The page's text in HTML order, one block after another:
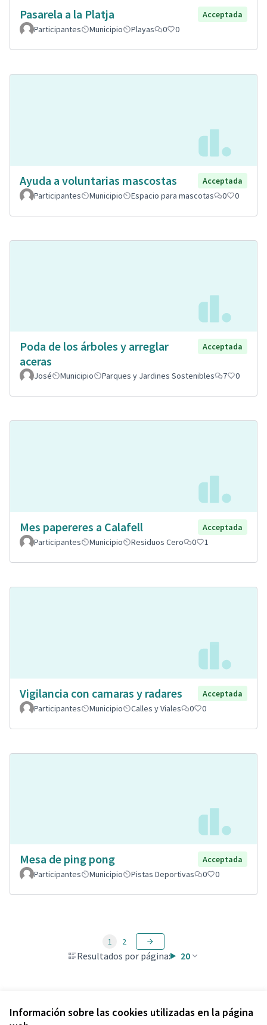
Información sobre las cookies utilizadas en la página
Pasarela a la Platja
Acceptada
Participantes
Municipio Playas 0 0
Ayuda a voluntarias mascostas
Acceptada
Participantes
Municipio Espacio para mascotas 0 0
Poda de los árboles y arreglar
aceras
Acceptada
José Municipio Parques y Jardines Sostenibles 7 0
Mes papereres a Calafell
Acceptada
Participantes
Municipio Residuos Cero 0 1
Vigilancia con camaras y radares
Acceptada
Participantes
Municipio Calles y Viales 0 0
Mesa de ping pong
Acceptada
Participantes
Municipio Pistas Deportivas 0 0
Resultados por página: 20
1 2
Ver todas las propuestas retiradas